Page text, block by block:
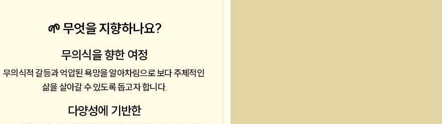
🌱 무엇을 지향하나요?
무의식을 향한 여정
무의식적 갈등과 억압된 욕망을 알아차림으로 보다 주체적인
삶을 살아갈 수 있도록 돕고자 합니다.
다양성에 기반한